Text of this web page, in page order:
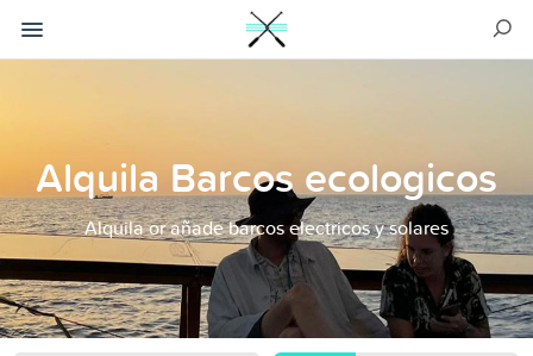
Alquila Barcos ecologicos
Alquila or añade barcos electricos y solares